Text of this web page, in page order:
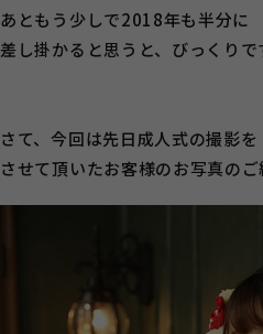
あともう少しで2018年も半分に
差し掛かると思うと、びっくりで
さて、今回は先日成人式の撮影を
させて頂いたお客様のお写真のご